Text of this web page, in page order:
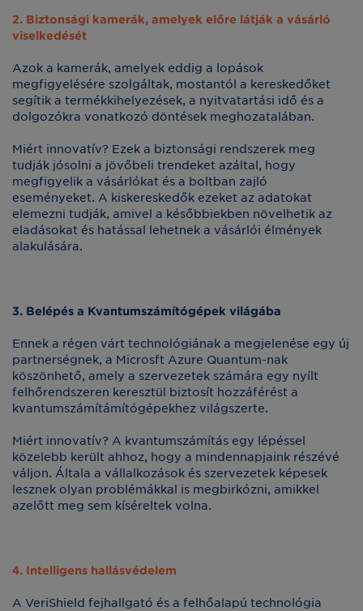
2. Biztonsági kamerák, amelyek előre látják a vásárló
viselkedését
Azok a kamerák, amelyek eddig a lopások
megfigyelésére szolgáltak, mostantól a kereskedőket
segítik a termékkihelyezések, a nyitvatartási idő és a
dolgozókra vonatkozó döntések meghozatalában.
Miért innovatív? Ezek a biztonsági rendszerek meg
tudják jósolni a jövőbeli trendeket azáltal, hogy
megfigyelik a vásárlókat és a boltban zajló
eseményeket. A kiskereskedők ezeket az adatokat
elemezni tudják, amivel a későbbiekben növelhetik az
eladásokat és hatással lehetnek a vásárlói élmények
alakulására.
3. Belépés a Kvantumszámítógépek világába
Ennek a régen várt technológiának a megjelenése egy új
partnerségnek, a Microsft Azure Quantum-nak
köszönhető, amely a szervezetek számára egy nyílt
felhőrendszeren keresztül biztosít hozzáférést a
kvantumszámítámítógépekhez világszerte.
Miért innovatív? A kvantumszámítás egy lépéssel
közelebb került ahhoz, hogy a mindennapjaink részévé
váljon. Általa a vállalkozások és szervezetek képesek
lesznek olyan problémákkal is megbirkózni, amikkel
azelőtt meg sem kíséreltek volna.
4. Intelligens hallásvédelem
A VeriShield fejhallgató és a felhőalapú technológia